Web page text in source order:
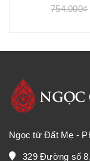
754.000₫
Ngọc từ Đất Mẹ -
329 Đường số